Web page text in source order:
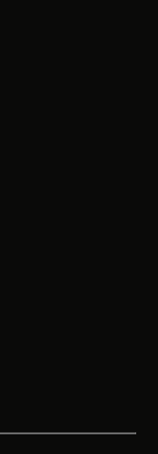
a new tab
tab